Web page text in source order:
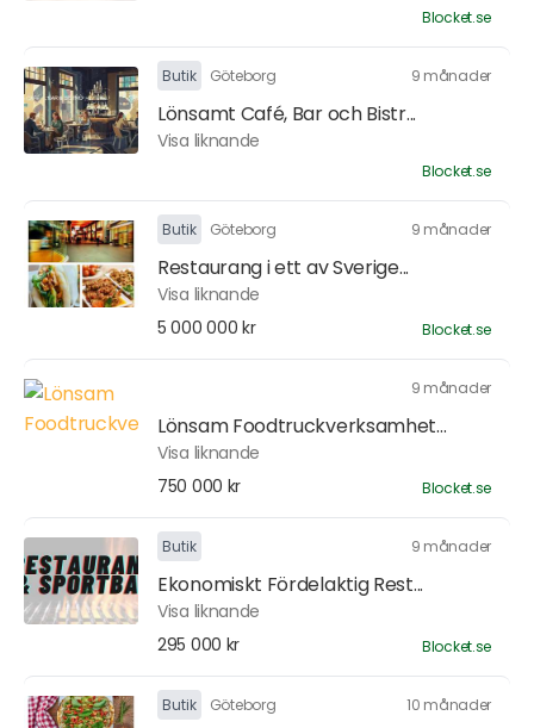
Blocket.se
Butik Göteborg 9 månader
Lönsamt Café, Bar och Bistr...
Visa liknande
Blocket.se
Butik Göteborg 9 månader
Restaurang i ett av Sverige...
Visa liknande
5 000 000 kr
Blocket.se
9 månader
Lönsam Foodtruckverksamhet...
Visa liknande
750 000 kr
Blocket.se
Butik 9 månader
Ekonomiskt Fördelaktig Rest...
Visa liknande
295 000 kr
Blocket.se
Butik Göteborg 10 månader